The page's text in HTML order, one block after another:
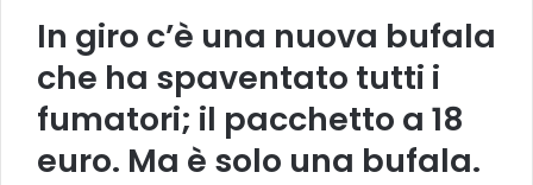
In giro c’è una nuova bufala
che ha spaventato tutti i
fumatori; il pacchetto a 18
euro. Ma è solo una bufala.